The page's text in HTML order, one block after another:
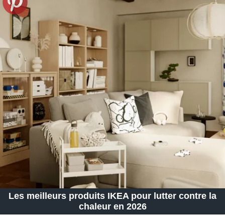
Les meilleurs produits IKEA pour lutter contre la
chaleur en 2026